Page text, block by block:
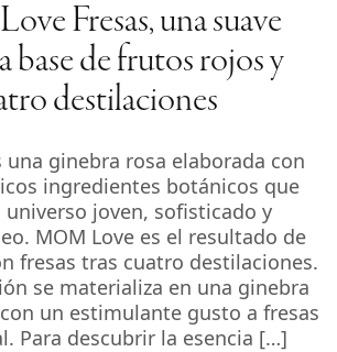
Fresas, una suave
base de frutos rojos y
destilaciones
una ginebra rosa elaborada con
ingredientes botánicos que
joven, sofisticado y
MOM Love es el resultado de
fresas tras cuatro destilaciones.
se materializa en una ginebra
un estimulante gusto a fresas
Para descubrir la esencia […]